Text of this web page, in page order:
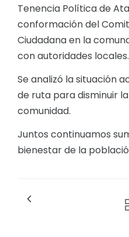
PRESUPUESTO:
Cédulas
Procesos de
Ejecución
Obras y proyectos
Tenencia Política de
conformación del
Ciudadana en la
con autoridades locales.
Se analizó la situación
de ruta para disminuir
comunidad.
Juntos continuamos
bienestar de la